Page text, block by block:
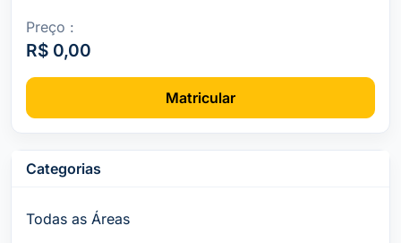
Preço :
R$ 0,00
Matricular
Categorias
Todas as Áreas